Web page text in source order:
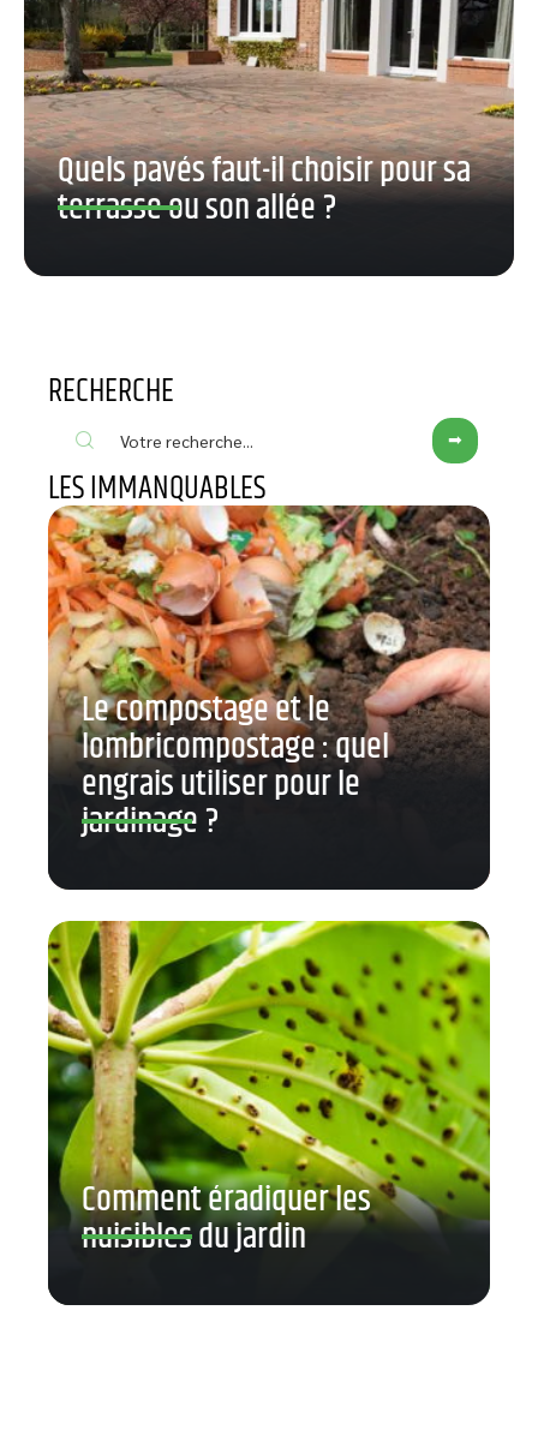
Quels pavés faut-il choisir pour sa
terrasse ou son allée ?
RECHERCHE
LES IMMANQUABLES
Le compostage et le
lombricompostage : quel
engrais utiliser pour le
jardinage ?
Comment éradiquer les
nuisibles du jardin